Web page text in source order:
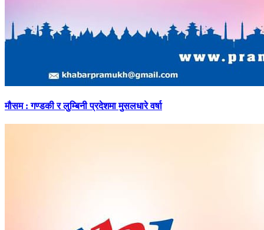
मौसम: गण्डकी र लुम्बिनी प्रदेशमा मुसलधारे वर्षा